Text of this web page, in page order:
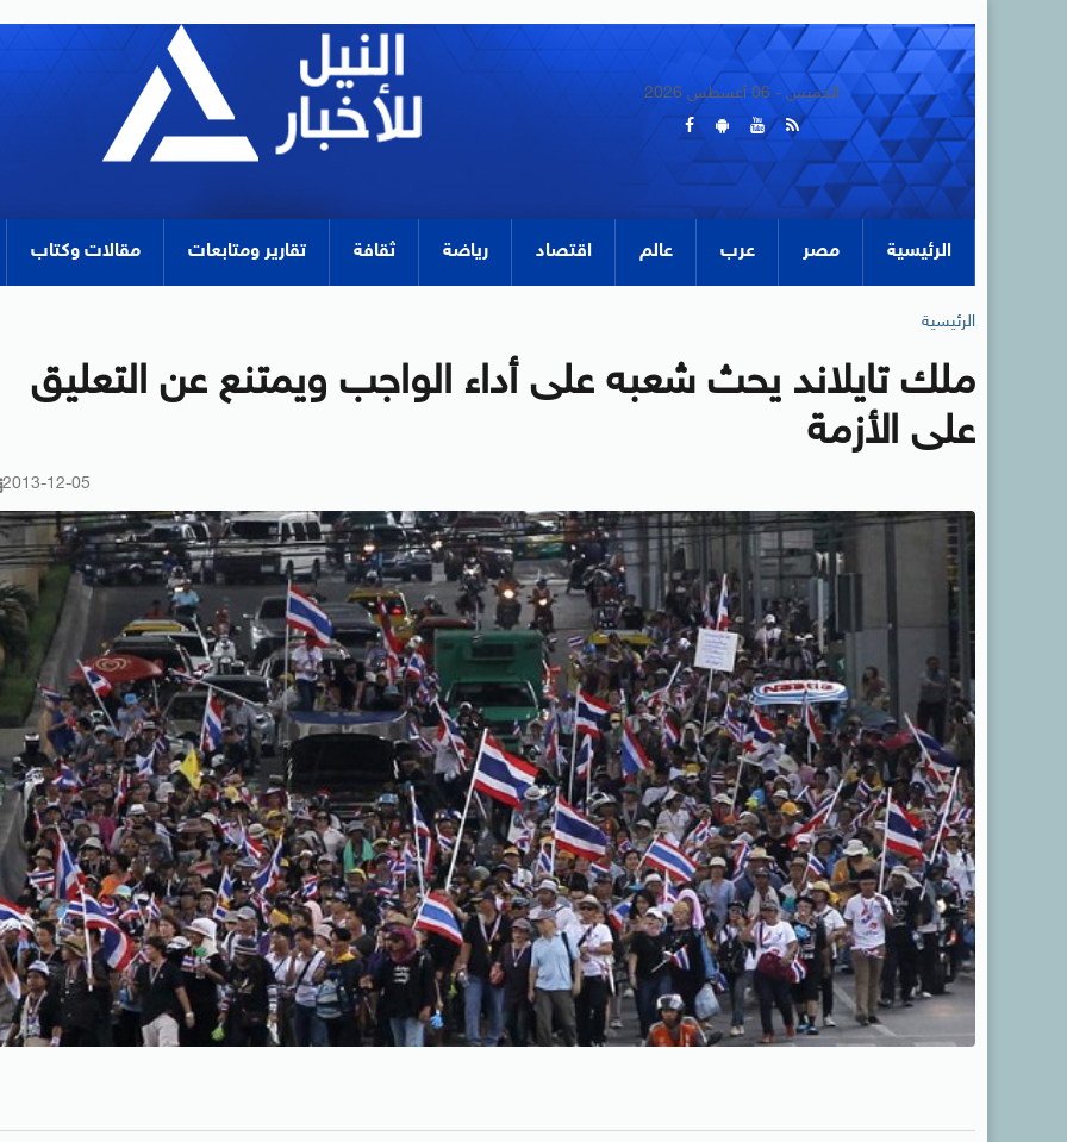
الخميس - 06 أغسطس 2026
الرئيسية مصر عرب عالم اقتصاد رياضة ثقافة تقارير ومتابعات مقالات وكتاب
الرئيسية
ملك تايلاند يحث شعبه على أداء الواجب ويمتنع عن التعليق
على الأزمة
2013-12-05